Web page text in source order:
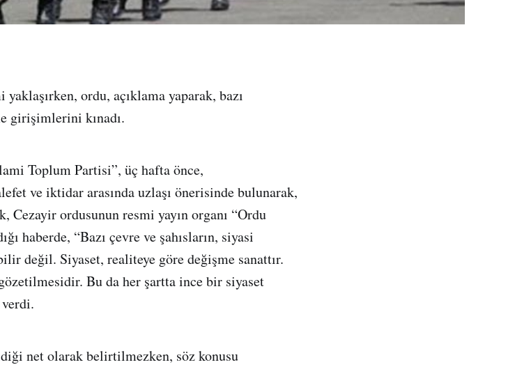
ordu, açıklama yaparak, bazı
girişimlerini kınadı.
Toplum Partisi”, üç hafta önce,
ve iktidar arasında uzlaşı önerisinde bulunarak,
Cezayir ordusunun resmi yayın organı “Ordu
haberde, “Bazı çevre ve şahısların, siyasi
değil. Siyaset, realiteye göre değişme sanattır.
Bu da her şartta ince bir siyaset
net olarak belirtilmezken, söz konusu